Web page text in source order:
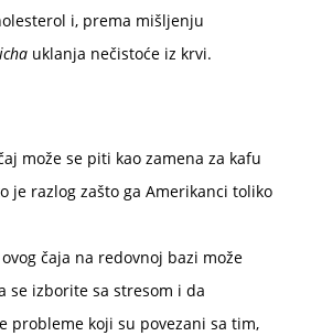
i, prema mišljenju
uklanja nečistoće iz krvi.
može se piti kao zamena za kafu
je razlog zašto ga Amerikanci toliko
čaja na redovnoj bazi može
se izborite sa stresom i da
probleme koji su povezani sa tim,